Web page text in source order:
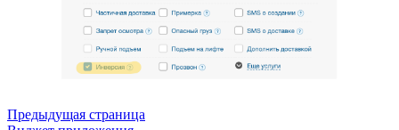
Предыдущая страница